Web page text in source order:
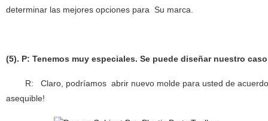
determinar las mejores opciones para Su marca.
(5). P: Tenemos muy especiales. Se puede diseñar nuestro
R: Claro, podríamos abrir nuevo molde para usted de
asequible!